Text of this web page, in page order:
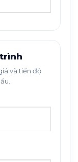
và tiến độ